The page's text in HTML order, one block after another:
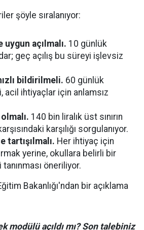
şöyle sıralanıyor:
açılmalı. 10 günlük
geç açılış bu süreyi işlevsiz
bildirilmeli. 60 günlük
acil ihtiyaçlar için anlamsız
140 bin liralık üst sınırın
karşılığı sorgulanıyor.
tartışılmalı. Her ihtiyaç için
yerine, okullara belirli bir
öneriliyor.
Bakanlığı'ndan bir açıklama
modülü açıldı mı? Son talebiniz